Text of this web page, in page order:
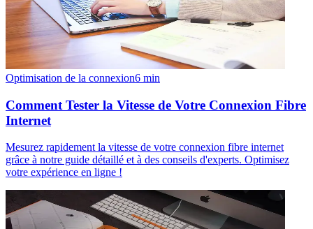
Optimisation de la connexion6 min
Comment Tester la Vitesse de Votre Connexion Fibre
Internet
Mesurez rapidement la vitesse de votre connexion fibre internet
grâce à notre guide détaillé et à des conseils d'experts. Optimisez
votre expérience en ligne !